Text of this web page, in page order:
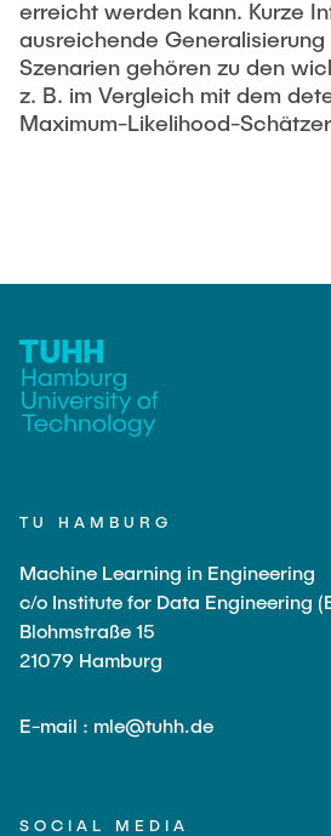
erreicht werden kann. Kurze
ausreichende
Szenarien gehören zu den
z. B. im Vergleich mit dem
Maximum-Likelihood-
TU HAMBURG
Machine Learning in Engineering
c/o Institute for Data Engineering
Blohmstraße 15
21079 Hamburg
E-mail : mle@tuhh.de
SOCIAL MEDIA